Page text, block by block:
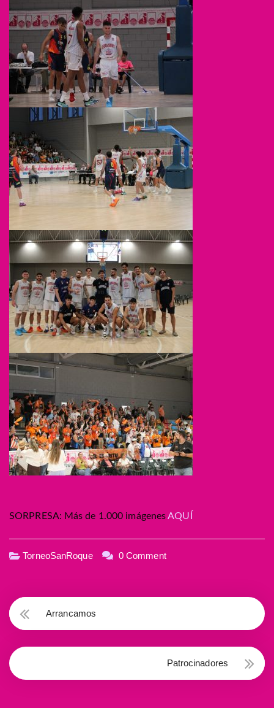
SORPRESA: Más de 1.000 imágenesAQUÍ
TorneoSanRoque 0 Comment
Arrancamos
Patrocinadores